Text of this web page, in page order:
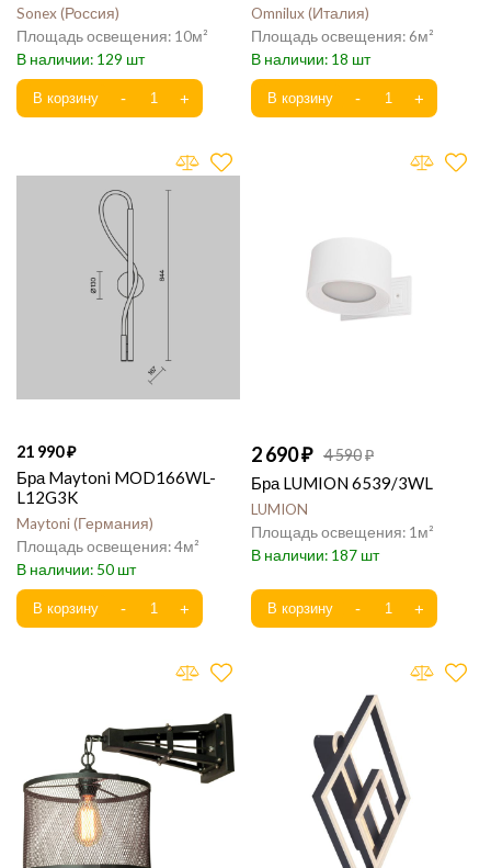
Sonex Россия
10
129
Omnilux Италия
6
18
21 990
Бра Maytoni MOD166WL-
L12G3K
Maytoni Германия
4
50
2 690 4 590
Бра LUMION 6539/3WL
LUMION
1
187